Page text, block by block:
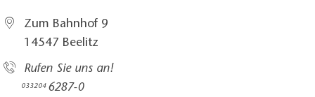
Zum Bahnhof 9
14547 Beelitz
Rufen Sie uns an!
033204 6287-0